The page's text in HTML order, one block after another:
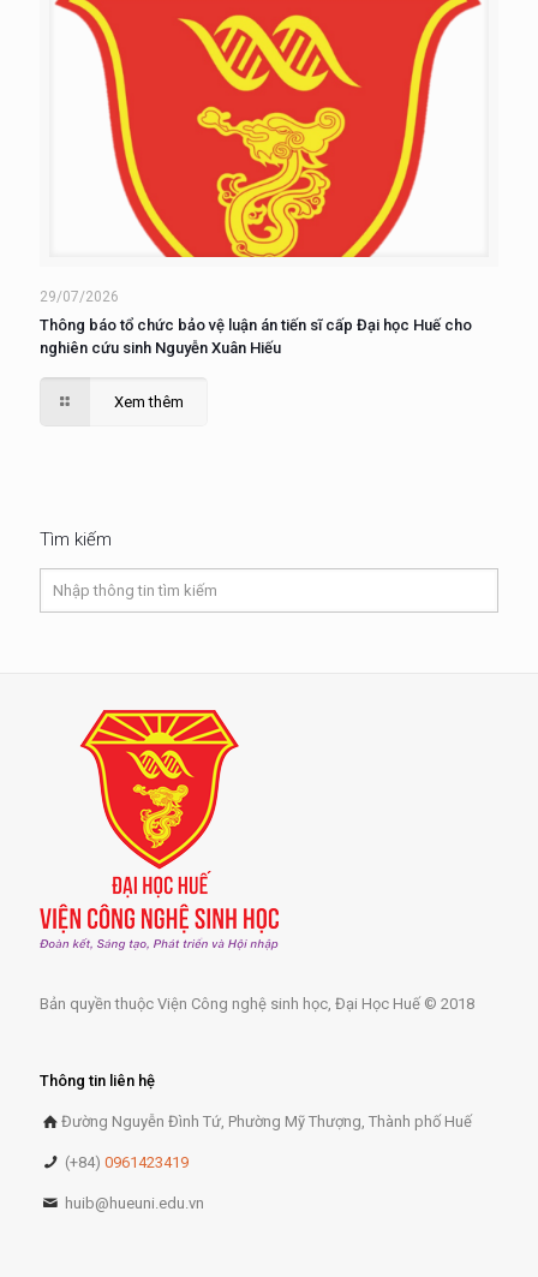
29/07/2026
Thông báo tổ chức bảo vệ luận án tiến sĩ cấp Đại học Huế cho
nghiên cứu sinh Nguyễn Xuân Hiếu
Xem thêm
Tìm kiếm
Bản quyền thuộc Viện Công nghệ sinh học, Đại Học Huế © 2018
Thông tin liên hệ
Đường Nguyễn Đình Tứ, Phường Mỹ Thượng, Thành phố Huế
(+84)0961423419
huib@hueuni.edu.vn